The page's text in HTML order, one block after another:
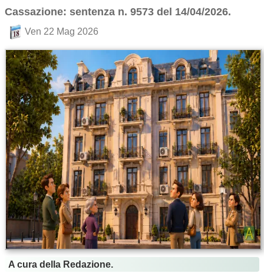
Cassazione: sentenza n. 9573 del 14/04/2026.
Ven 22 Mag 2026
A cura della Redazione.